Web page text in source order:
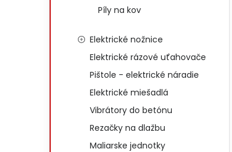
Píly na kov
Elektrické nožnice
Elektrické rázové uťahovače
Pištole - elektrické náradie
Elektrické miešadlá
Vibrátory do betónu
Rezačky na dlažbu
Maliarske jednotky